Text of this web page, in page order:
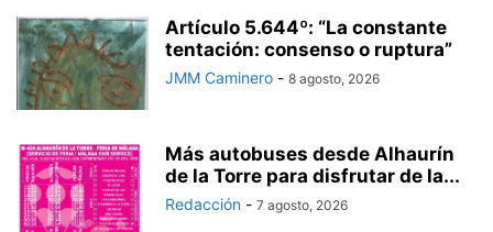
Artículo 5.644º: “La constante
tentación: consenso o ruptura”
JMM Caminero - 8 agosto, 2026
Más autobuses desde Alhaurín
de la Torre para disfrutar de la...
Redacción - 7 agosto, 2026